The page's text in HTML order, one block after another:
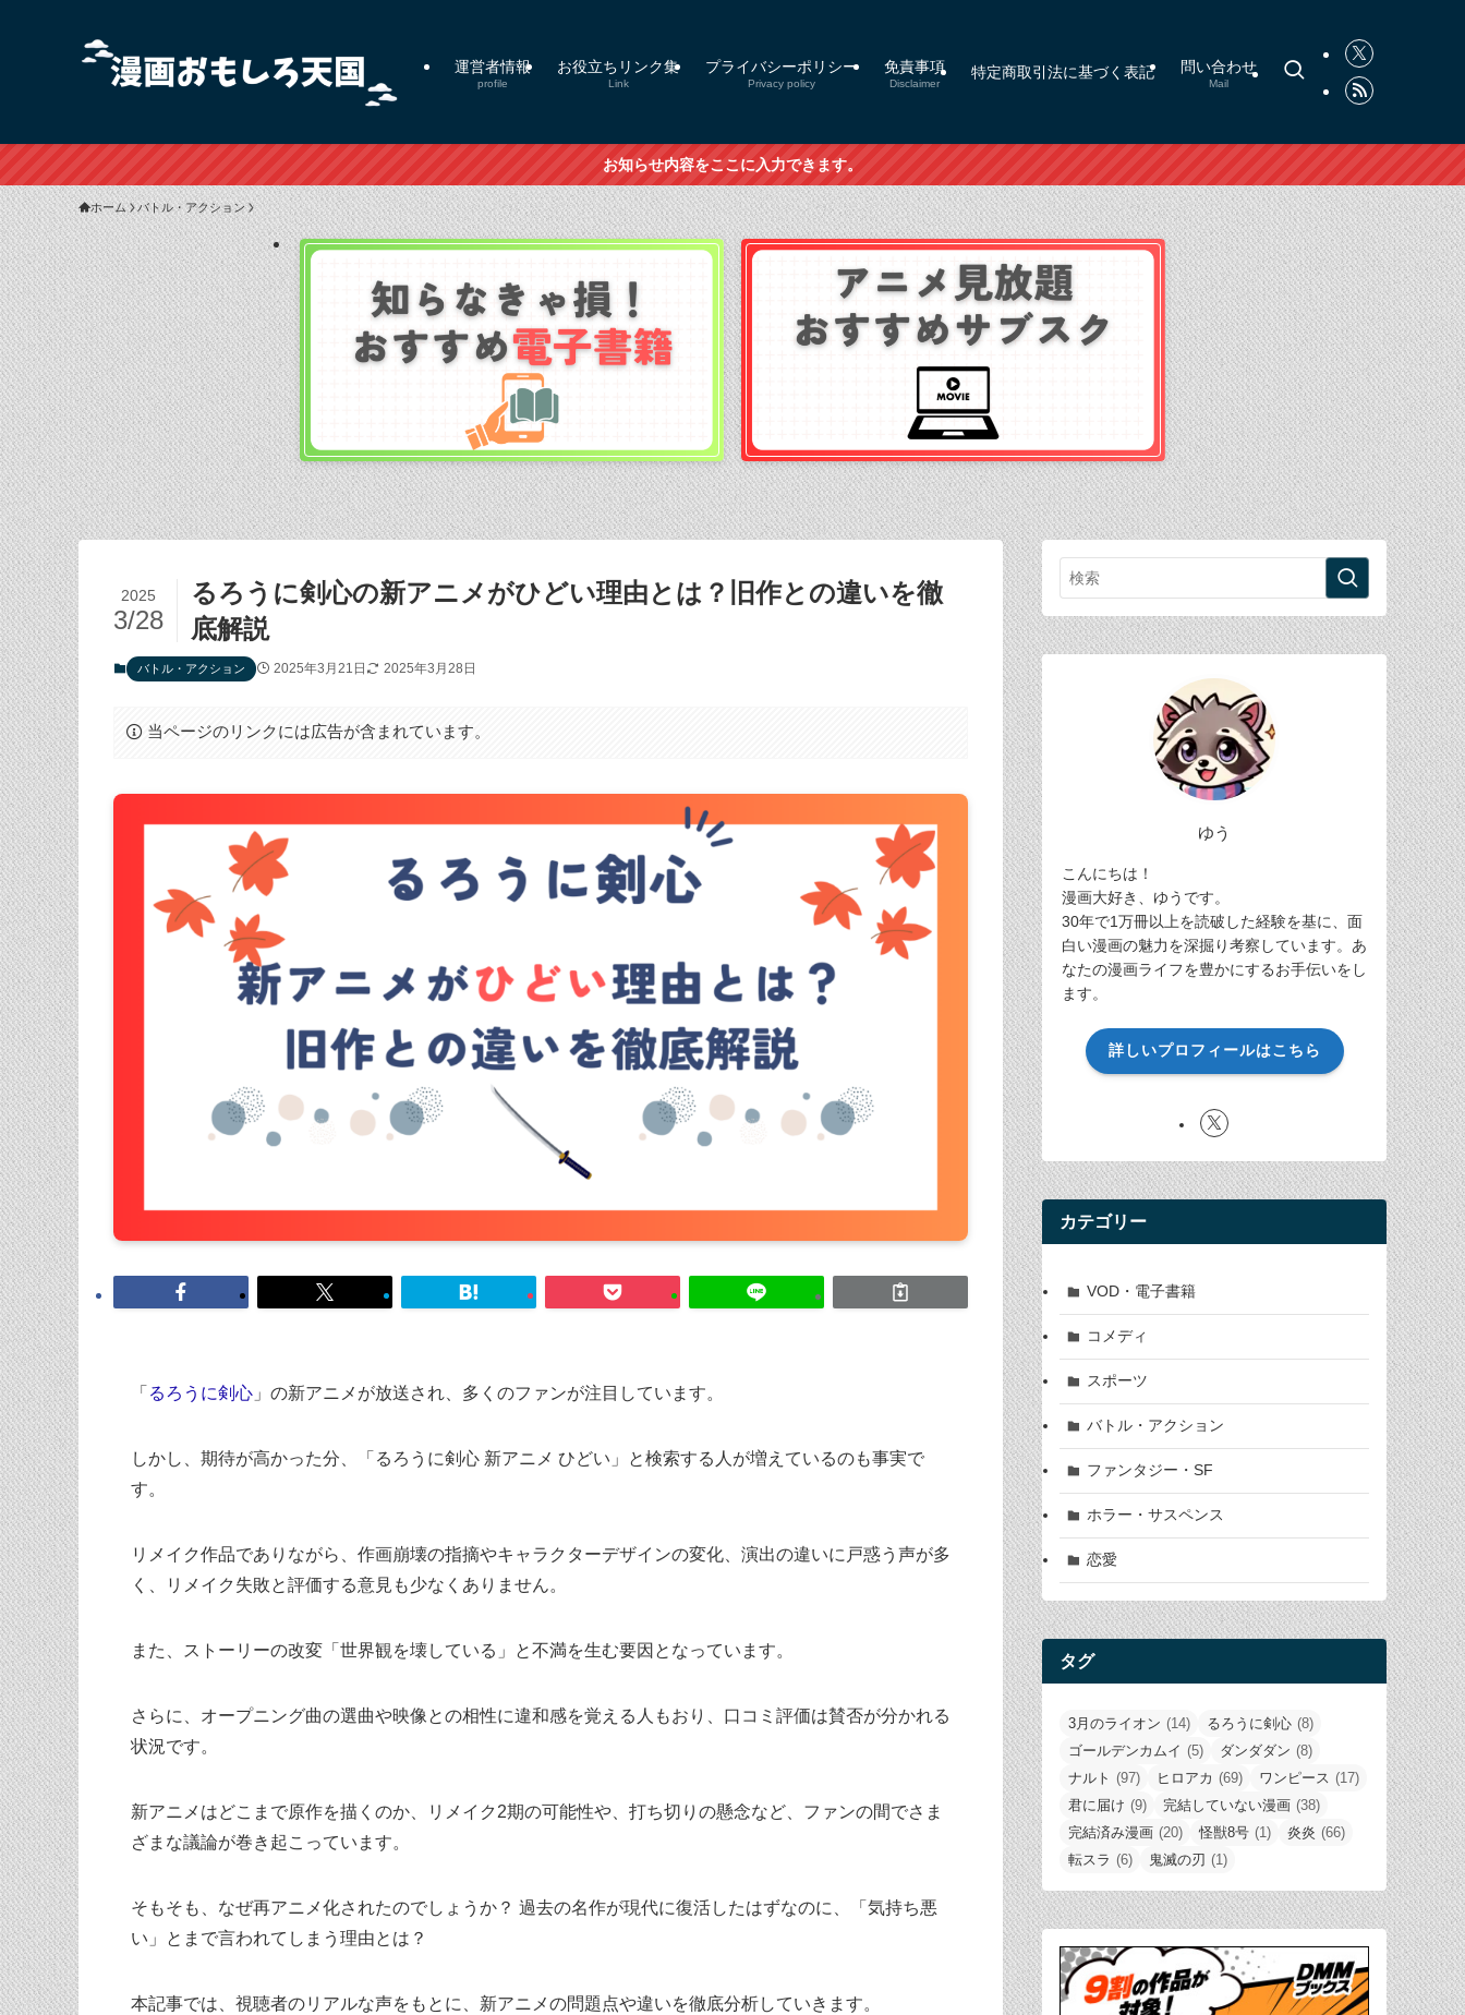
運営者情報
profile
お役立ちリンク集
Link
プライバシーポリシー
Privacy policy
免責事項
Disclaimer
特定商取引法に基づく表記 問い合わせ
Mail
お知らせ内容をここに入力できます。
ホーム バトル・アクション
るろうに剣心の新アニメがひどい理由とは？旧作との違いを徹
底解説
2025
3/28
バトル・アクション 2025年3月21日 2025年3月28日
当ページのリンクには広告が含まれています。
「 るろうに剣心 」の新アニメが放送され、多くのファンが注目しています。
しかし、期待が高かった分、「るろうに剣心 新アニメ ひどい」と検索する人が増えているのも事実で
す。
リメイク作品でありながら、作画崩壊の指摘やキャラクターデザインの変化、演出の違いに戸惑う声が多
く、リメイク失敗と評価する意見も少なくありません。
また、ストーリーの改変「世界観を壊している」と不満を生む要因となっています。
さらに、オープニング曲の選曲や映像との相性に違和感を覚える人もおり、口コミ評価は賛否が分かれる
状況です。
新アニメはどこまで原作を描くのか、リメイク2期の可能性や、打ち切りの懸念など、ファンの間でさま
ざまな議論が巻き起こっています。
そもそも、なぜ再アニメ化されたのでしょうか？ 過去の名作が現代に復活したはずなのに、「気持ち悪
い」とまで言われてしまう理由とは？
本記事では、視聴者のリアルな声をもとに、新アニメの問題点や違いを徹底分析していきます。
ゆう
こんにちは！
漫画大好き、ゆうです。
30年で1万冊以上を読破した経験を基に、面
白い漫画の魅力を深掘り考察しています。あ
なたの漫画ライフを豊かにするお手伝いをし
ます。
詳しいプロフィールはこちら
カテゴリー
VOD・電子書籍
コメディ
スポーツ
バトル・アクション
ファンタジー・SF
ホラー・サスペンス
恋愛
タグ
3月のライオン (14) るろうに剣心 (8)
ゴールデンカムイ (5) ダンダダン (8)
ナルト (97) ヒロアカ (69) ワンピース (17)
君に届け (9) 完結していない漫画 (38)
完結済み漫画 (20) 怪獣8号 (1) 炎炎 (66)
転スラ (6) 鬼滅の刃 (1)